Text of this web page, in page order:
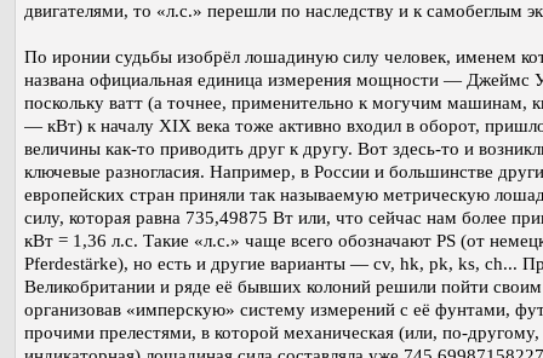
двигателями, то «л.с.» перешли по наследству и к самобеглым
По иронии судьбы изобрёл лошадиную силу человек, именем
названа официальная единица измерения мощности — Джеймс
поскольку ватт (а точнее, применительно к могучим машинам,
— кВт) к началу XIX века тоже активно входил в оборот,
величины как-то приводить друг к другу. Вот здесь-то и
ключевые разногласия. Например, в России и большинстве
европейских стран приняли так называемую метрическую
силу, которая равна 735,49875 Вт или, что сейчас нам более
кВт = 1,36 л.с. Такие «л.с.» чаще всего обозначают PS (от
Pferdestärke), но есть и другие варианты — cv, hk, pk, ks, ch...
Великобритании и ряде её бывших колоний решили пойти
организовав «имперскую» систему измерений с её фунтами,
прочими прелестями, в которой механическая (или, по-другому,